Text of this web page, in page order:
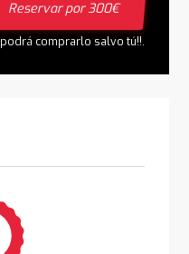
Reservar por 300€
comprarlo salvo tú!!.